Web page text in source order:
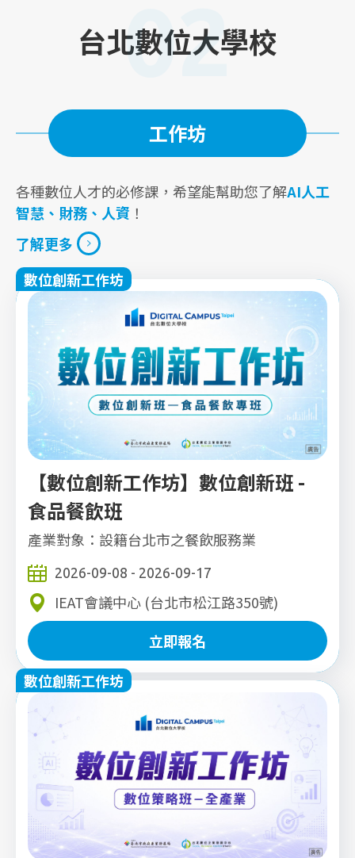
02
台北數位大學校
工作坊
各種數位人才的必修課，希望能幫助您了解AI人工
智慧、財務、人資 ！
了解更多
了解更多
數位創新工作坊
【數位創新工作坊】數位創新班 -
食品餐飲班
產業對象：設籍台北市之餐飲服務業
2026-09-08 - 2026-09-17
IEAT會議中心 (台北市松江路350號)
立即報名
立即報名
數位創新工作坊